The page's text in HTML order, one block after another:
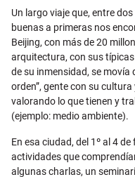
Un largo viaje que, entre
buenas a primeras nos
Beijing, con más de 20
arquitectura, con sus
de su inmensidad, se
orden”, gente con su
valorando lo que tienen y
(ejemplo: medio ambiente).
En esa ciudad, del 1º al 4
actividades que
algunas charlas, un